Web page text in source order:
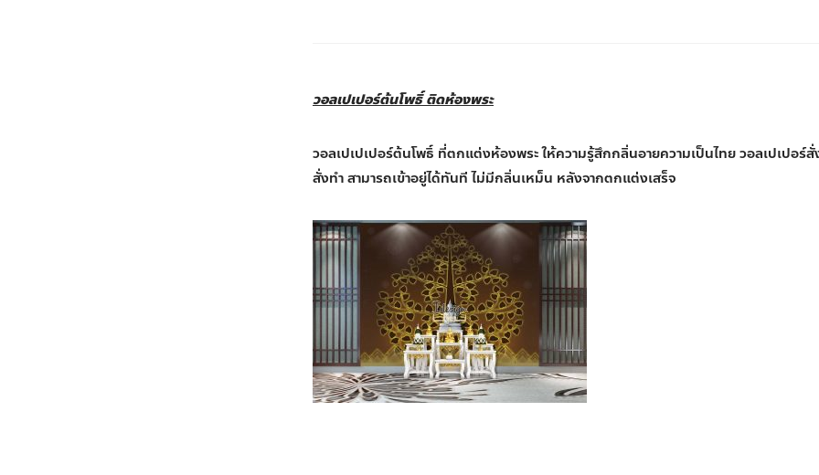
วอลเปเปอร์ต้นโพธิ์ ติดห้องพระ
วอลเปเปเปอร์ต้นโพธิ์ ที่ตกแต่งห้องพระ ให้ความรู้สึกกลิ่นอายความเป็นไทย วอลเปเปอร์
สั่งทำ สามารถเข้าอยู่ได้ทันที ไม่มีกลิ่นเหม็น หลังจากตกแต่งเสร็จ